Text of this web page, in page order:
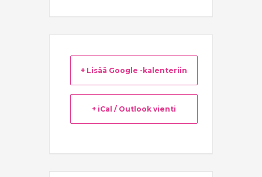
+ Lisää Google -kalenteriin
+ iCal / Outlook vienti